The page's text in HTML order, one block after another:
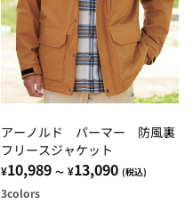
アーノルド パーマー 防風裏
フリースジャケット
¥10,989 ～ ¥13,090 (税込)
3colors